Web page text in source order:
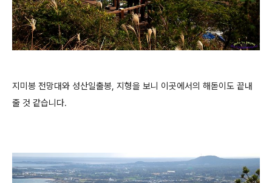
지미봉 전망대와 성산일출봉, 지형을 보니 이곳에서의 해돋이도 끝내
줄 것 같습니다.